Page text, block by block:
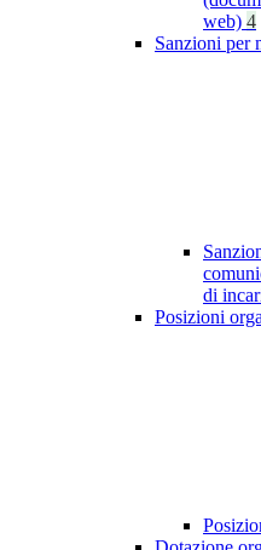
web) 4
Sanzioni per
di
Posizioni